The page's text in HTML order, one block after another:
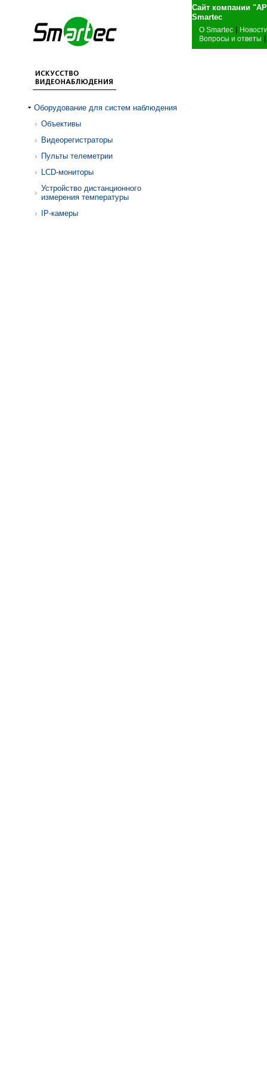
Сайт компании
О Smartec
Вопросы и ответы
Оборудование для систем наблюдения
Объективы
Видеорегистраторы
Пульты телеметрии
LCD-мониторы
Устройство дистанционного
измерения температуры
IP-камеры